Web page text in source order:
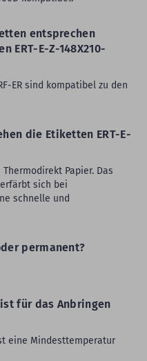
entsprechen
ERT-E-Z-148X210-
ER sind kompatibel zu den
die Etiketten ERT-E-
Papier. Das
sich bei
schnelle und
permanent?
für das Anbringen
eine Mindesttemperatur